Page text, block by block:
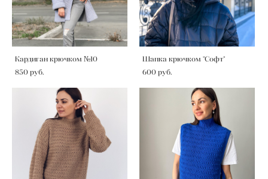
Кардиган крючком №10
850 pуб.
Шапка крючком "Софт"
600 pуб.